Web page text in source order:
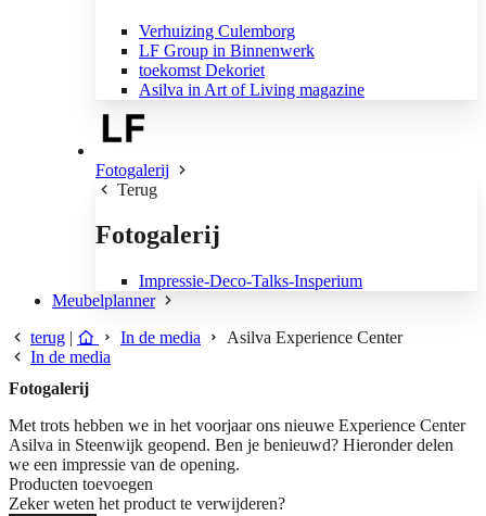
Verhuizing Culemborg
LF Group in Binnenwerk
toekomst Dekoriet
Asilva in Art of Living magazine
Fotogalerij
Terug
Fotogalerij
Impressie-Deco-Talks-Insperium
Meubelplanner
terug | In de media
Asilva Experience Center
In de media
Fotogalerij
Met trots hebben we in het voorjaar ons nieuwe Experience Center
Asilva in Steenwijk geopend. Ben je benieuwd? Hieronder delen
we een impressie van de opening.
Producten toevoegen
Zeker weten het product te verwijderen?